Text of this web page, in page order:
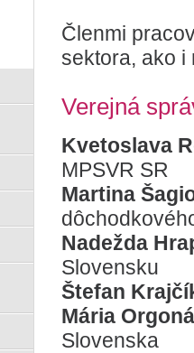
Členmi
sektora, ako i
Verejná
Kvetoslava
MPSVR SR
Martina
Nadežda
Slovensku
Štefan
Mária
Slovenska